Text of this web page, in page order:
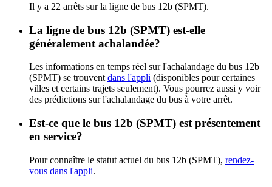
Il y a 22 arrêts sur la ligne de bus 12b (SPMT).
La ligne de bus 12b (SPMT) est-elle
généralement achalandée?
Les informations en temps réel sur l'achalandage du bus 12b
(SPMT) se trouvent dans l'appli (disponibles pour certaines
villes et certains trajets seulement). Vous pourrez aussi y voir
des prédictions sur l'achalandage du bus à votre arrêt.
Est-ce que le bus 12b (SPMT) est présentement
en service?
Pour connaître le statut actuel du bus 12b (SPMT), rendez-
vous dans l'appli.